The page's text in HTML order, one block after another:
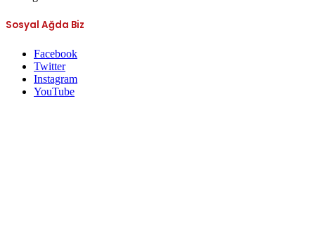
Sosyal Ağda Biz
Facebook
Twitter
Instagram
YouTube